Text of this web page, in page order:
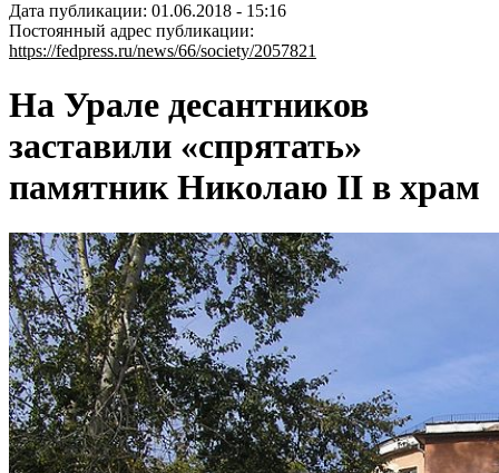
Дата публикации: 01.06.2018 - 15:16
Постоянный адрес публикации:
https://fedpress.ru/news/66/society/2057821
На Урале десантников
заставили «спрятать»
памятник Николаю II в храм